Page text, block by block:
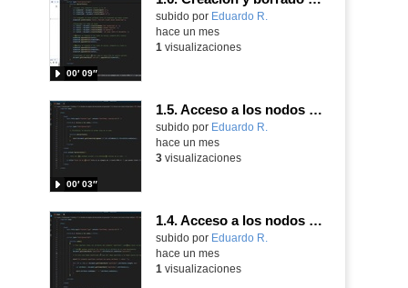
Contenido educativo.
subido por Eduardo R.
00′ 09″
hace un mes
1 visualizaciones
1.5. Acceso a los nodos de tipo texto. Parte 2.
Contenido educativo.
subido por Eduardo R.
00′ 03″
hace un mes
3visualizaciones
1.4. Acceso a los nodos de tipo atributo. Parte 2.
Contenido educativo.
subido por Eduardo R.
hace un mes
1 visualizaciones